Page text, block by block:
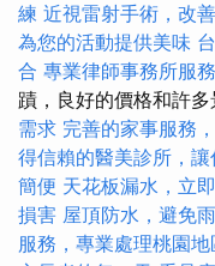
練 近視雷射手術，改
為您的活動提供美味
合 專業律師事務所服務
蹟，良好的價格和許多
需求 完善的家事服務
得信賴的醫美診所，
簡便 天花板漏水，立
損害 屋頂防水，避免
服務，專業處理桃園